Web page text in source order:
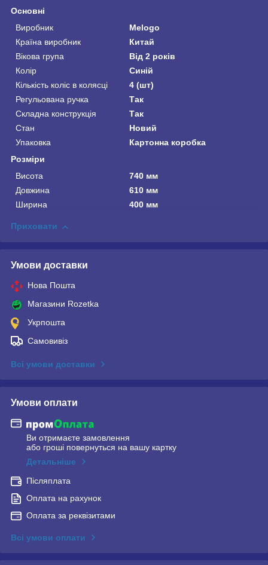
Основні
Виробник
Melogo
Країна виробник
Китай
Вікова група
Від 2 років
Колір
Синій
Кількість коліс в колясці
4 (шт)
Регульована ручка
Так
Складна конструкція
Так
Стан
Новий
Упаковка
Картонна коробка
Розміри
Висота
740 мм
Довжина
610 мм
Ширина
400 мм
Приховати
Умови доставки
Нова Пошта
Магазини Rozetka
Укрпошта
Самовивіз
Всі умови доставки
Умови оплати
Ви отримаєте замовлення
або гроші повернуться на вашу картку
Детальніше
Післяплата
Оплата на рахунок
Оплата за реквізитами
Всі умови оплати